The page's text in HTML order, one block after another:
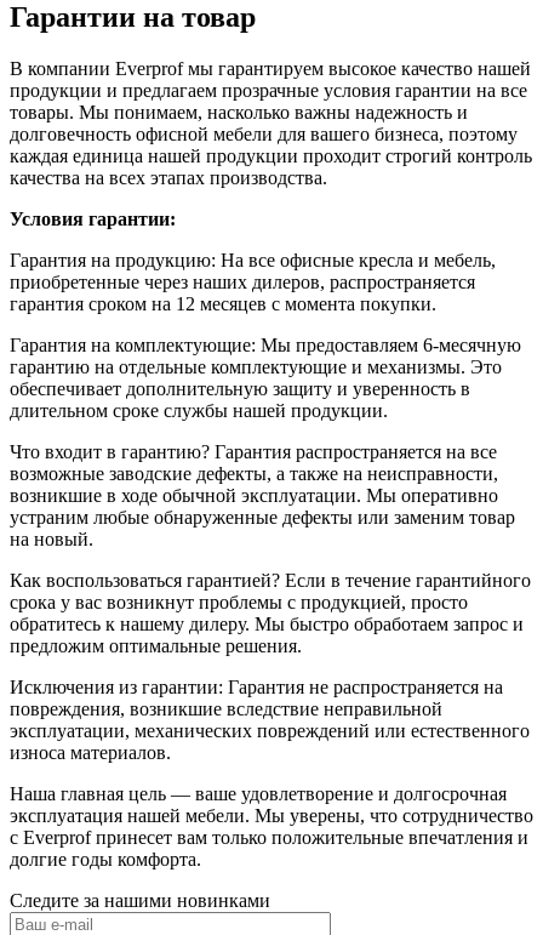
Гарантии на товар
В компании Everprof мы гарантируем высокое качество нашей
продукции и предлагаем прозрачные условия гарантии на все
товары. Мы понимаем, насколько важны надежность и
долговечность офисной мебели для вашего бизнеса, поэтому
каждая единица нашей продукции проходит строгий контроль
качества на всех этапах производства.
Условия гарантии:
Гарантия на продукцию: На все офисные кресла и мебель,
приобретенные через наших дилеров, распространяется
гарантия сроком на 12 месяцев с момента покупки.
Гарантия на комплектующие: Мы предоставляем 6-месячную
гарантию на отдельные комплектующие и механизмы. Это
обеспечивает дополнительную защиту и уверенность в
длительном сроке службы нашей продукции.
Что входит в гарантию? Гарантия распространяется на все
возможные заводские дефекты, а также на неисправности,
возникшие в ходе обычной эксплуатации. Мы оперативно
устраним любые обнаруженные дефекты или заменим товар
на новый.
Как воспользоваться гарантией? Если в течение гарантийного
срока у вас возникнут проблемы с продукцией, просто
обратитесь к нашему дилеру. Мы быстро обработаем запрос и
предложим оптимальные решения.
Исключения из гарантии: Гарантия не распространяется на
повреждения, возникшие вследствие неправильной
эксплуатации, механических повреждений или естественного
износа материалов.
Наша главная цель — ваше удовлетворение и долгосрочная
эксплуатация нашей мебели. Мы уверены, что сотрудничество
с Everprof принесет вам только положительные впечатления и
долгие годы комфорта.
Следите за нашими новинками